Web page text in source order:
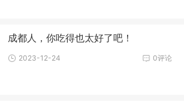
成都人，你吃得也太好了吧！
0评论
2023-12-24